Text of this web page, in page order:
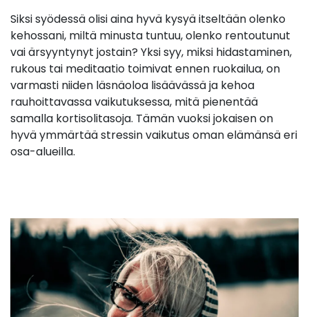
Siksi syödessä olisi aina hyvä kysyä itseltään olenko
kehossani, miltä minusta tuntuu, olenko rentoutunut
vai ärsyyntynyt jostain? Yksi syy, miksi hidastaminen,
rukous tai meditaatio toimivat ennen ruokailua, on
varmasti niiden läsnäoloa lisäävässä ja kehoa
rauhoittavassa vaikutuksessa, mitä pienentää
samalla kortisolitasoja. Tämän vuoksi jokaisen on
hyvä ymmärtää stressin vaikutus oman elämänsä eri
osa-alueilla.